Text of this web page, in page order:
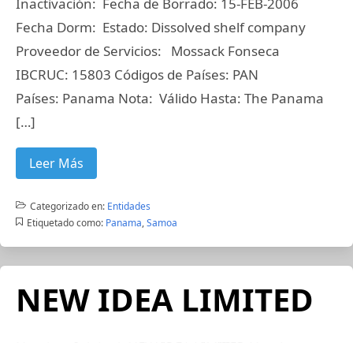
Fecha Dorm: Estado: Dissolved shelf company
Proveedor de Servicios: Mossack Fonseca
IBCRUC: 15803 Códigos de Países: PAN
Países: Panama Nota: Válido Hasta: The Panama
[…]
Leer Más
Categorizado en: Entidades
Etiquetado como: Panama,Samoa
NEW IDEA LIMITED